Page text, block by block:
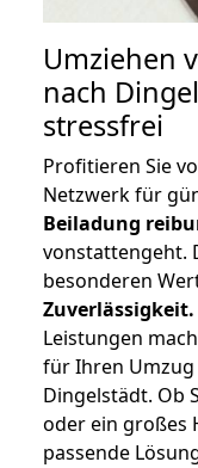
Umziehen
nach
stressfrei
Profitieren Sie
Netzwerk für
Beiladung
vonstattengeht.
besonderen
Zuverlässigkeit.
Leistungen
für Ihren Umzug
Dingelstädt. Ob
oder ein großes
passende